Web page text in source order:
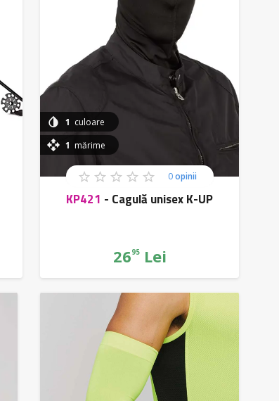
0opinii
1 mărime
1 culoare
KP421 - Cagulă unisex K-UP
2695Lei